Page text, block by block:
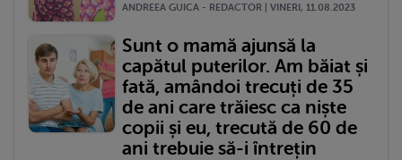
ANDREEA GUICA - REDACTOR | VINERI, 11.08.2023
Sunt o mamă ajunsă la
capătul puterilor. Am băiat și
fată, amândoi trecuți de 35
de ani care trăiesc ca niște
copii și eu, trecută de 60 de
ani trebuie să-i întrețin